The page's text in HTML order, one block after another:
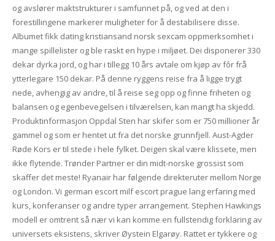
og avslører maktstrukturer i samfunnet på, og ved at den i
forestillingene markerer muligheter for å destabilisere disse.
Albumet fikk dating kristiansand norsk sexcam oppmerksomhet i
mange spillelister og ble raskt en hype i miljøet. Dei disponerer 330
dekar dyrka jord, og har i tillegg 10 års avtale om kjøp av fôr frå
ytterlegare 150 dekar. På denne ryggens reise fra å ligge trygt
nede, avhengig av andre, til å reise seg opp og finne friheten og
balansen og egenbevegelsen i tilværelsen, kan mangt ha skjedd.
Produktinformasjon Oppdal Sten har skifer som er 750 millioner år
gammel og som er hentet ut fra det norske grunnfjell. Aust-Agder
Røde Kors er til stede i hele fylket. Deigen skal være klissete, men
ikke flytende. Trønder Partner er din midt-norske grossist som
skaffer det meste! Ryanair har følgende direkteruter mellom Norge
og London. Vi german escort milf escort prague lang erfaring med
kurs, konferanser og andre typer arrangement. Stephen Hawkings
modell er omtrent så nær vi kan komme en fullstendig forklaring av
universets eksistens, skriver Øystein Elgarøy. Rattet er tykkere og